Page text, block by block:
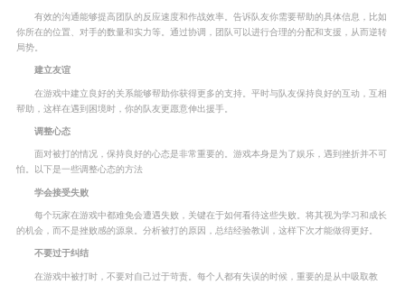
有效的沟通能够提高团队的反应速度和作战效率。告诉队友你需要帮助的具体信息，比如
你所在的位置、对手的数量和实力等。通过协调，团队可以进行合理的分配和支援，从而逆转
局势。
建立友谊
在游戏中建立良好的关系能够帮助你获得更多的支持。平时与队友保持良好的互动，互相
帮助，这样在遇到困境时，你的队友更愿意伸出援手。
调整心态
面对被打的情况，保持良好的心态是非常重要的。游戏本身是为了娱乐，遇到挫折并不可
怕。以下是一些调整心态的方法
学会接受失败
每个玩家在游戏中都难免会遭遇失败，关键在于如何看待这些失败。将其视为学习和成长
的机会，而不是挫败感的源泉。分析被打的原因，总结经验教训，这样下次才能做得更好。
不要过于纠结
在游戏中被打时，不要对自己过于苛责。每个人都有失误的时候，重要的是从中吸取教